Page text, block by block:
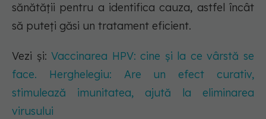
sănătății pentru a identifica cauza, astfel încât
să puteți găsi un tratament eficient.
Vezi și:Vaccinarea HPV: cine și la ce vârstă se
face. Herghelegiu: Are un efect curativ,
stimulează imunitatea, ajută la eliminarea
virusului